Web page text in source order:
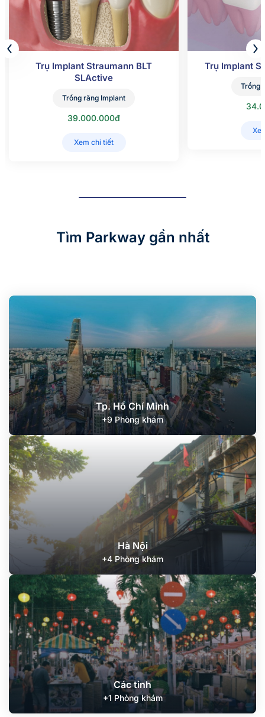
Trụ Implant Straumann BLT
SLActive
Trồng răng Implant
39.000.000đ
Xem chi tiết
Trụ Implant
Trồng
Tìm Parkway gần nhất
Tp. Hồ Chí Minh
+9 Phòng khám
Hà Nội
+4 Phòng khám
Các tỉnh
+1 Phòng khám